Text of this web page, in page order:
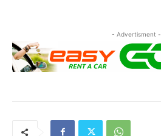
- Advertisment -